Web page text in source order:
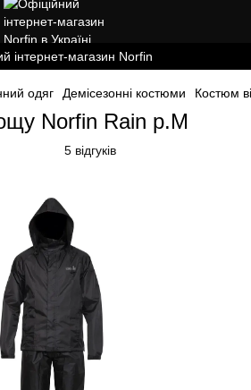
інтернет-магазин Norfin
одяг Демісезонні костюми Костюм
Norfin Rain р.М
5 відгуків